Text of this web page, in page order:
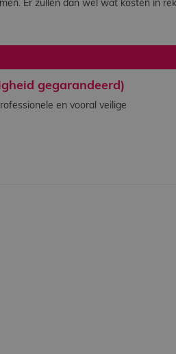
Er zullen dan wel wat kosten in
gegarandeerd)
en vooral veilige